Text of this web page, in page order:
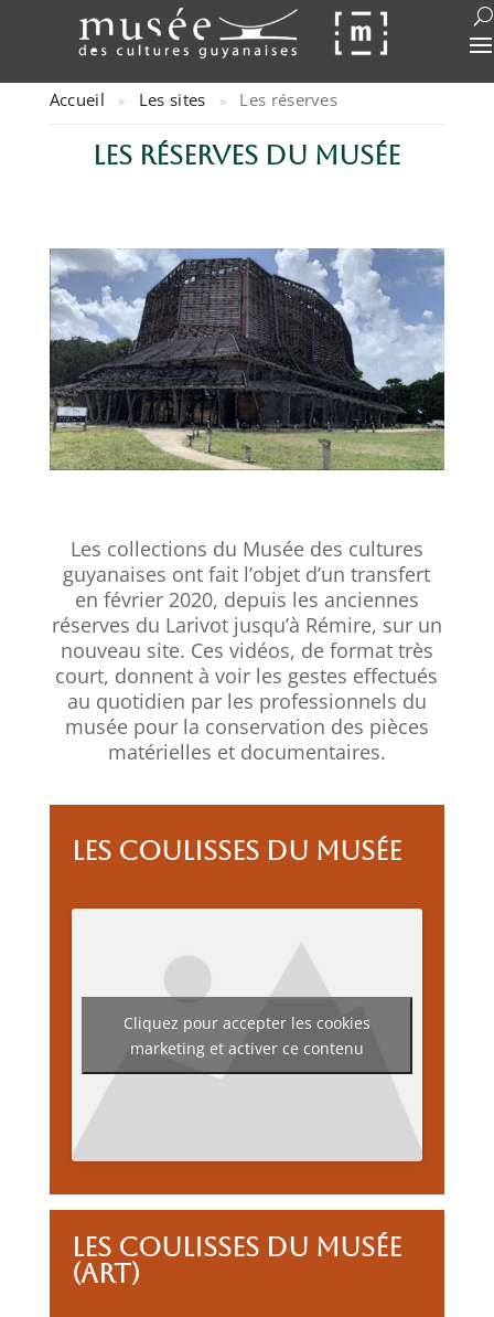
Accueil » Les sites » Les réserves
Les réserves du musée
Les collections du Musée des cultures
guyanaises ont fait l’objet d’un transfert
en février 2020, depuis les anciennes
réserves du Larivot jusqu’à Rémire, sur un
nouveau site. Ces vidéos, de format très
court, donnent à voir les gestes effectués
au quotidien par les professionnels du
musée pour la conservation des pièces
matérielles et documentaires.
Les coulisses du musée
Cliquez pour accepter les cookies
marketing et activer ce contenu
Les coulisses du musée
(art)